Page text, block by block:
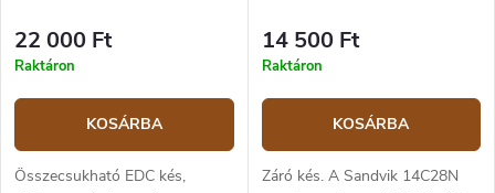
22 000 Ft
Raktáron
KOSÁRBA
Összecsukható EDC kés,
14 500 Ft
Raktáron
KOSÁRBA
Záró kés. A Sandvik 14C28N